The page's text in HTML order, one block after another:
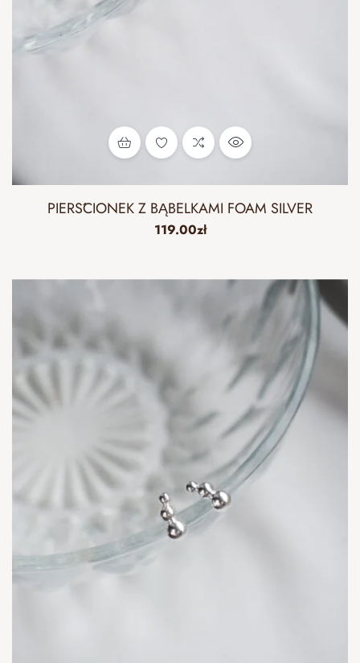
PIERŚCIONEK Z BĄBELKAMI FOAM SILVER
119.00zł